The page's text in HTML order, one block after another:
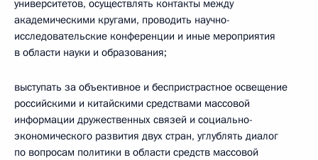
университетов, осуществлять контакты между
академическими кругами, проводить научно-
исследовательские конференции и иные мероприятия
в области науки и образования;
выступать за объективное и беспристрастное освещение
российскими и китайскими средствами массовой
информации дружественных связей и социально-
экономического развития двух стран, углублять диалог
по вопросам политики в области средств массовой